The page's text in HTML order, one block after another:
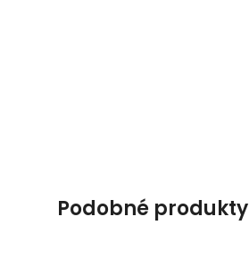
podobné produkty